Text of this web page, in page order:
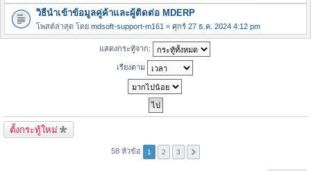
วิธีนำเข้าข้อมูลคู่ค้าและผู้ติดต่อ MDERP
โพสต์ล่าสุด โดย mdsoft-support-m161 « ศุกร์ 27 ธ.ค. 2024 4:12 pm
แสดงกระทู้จาก:
เรียงตาม
ตั้งกระทู้ใหม่
58 หัวข้อ 1 2 3